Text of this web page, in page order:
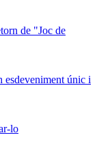
de "Joc de
esdeveniment únic i
lo